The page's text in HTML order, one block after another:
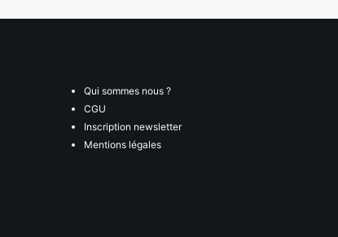
Qui sommes nous ?
CGU
Inscription newsletter
Mentions légales